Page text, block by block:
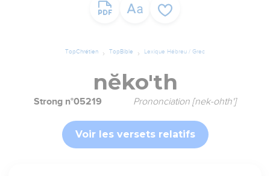
TopChrétien TopBible Lexique Hébreu / Grec
nĕko'th
Strong n°05219 Prononciation [nek-ohth']
Voir les versets relatifs